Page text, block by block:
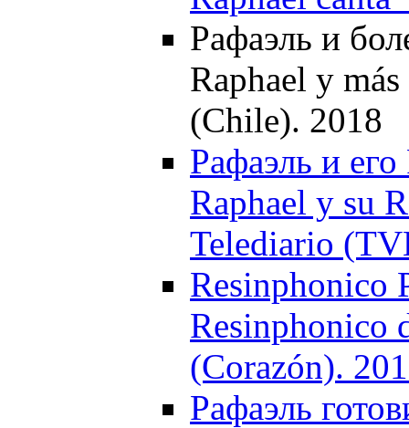
Рафаэль и
Raphael y
(Chile). 2018
Рафаэль и
Raphael y su
Telediario
Resinphonico
Resinphonico
(Corazón).
Рафаэль